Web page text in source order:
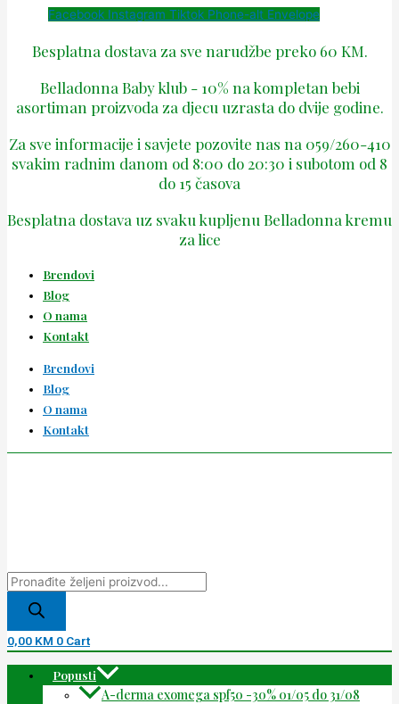
Facebook Instagram Tiktok Phone-alt Envelope
Besplatna dostava za sve narudžbe preko 60 KM.
Belladonna Baby klub - 10% na kompletan bebi
asortiman proizvoda za djecu uzrasta do dvije godine.
Za sve informacije i savjete pozovite nas na 059/260-410
svakim radnim danom od 8:00 do 20:30 i subotom od 8
do 15 časova
Besplatna dostava uz svaku kupljenu Belladonna kremu
za lice
Brendovi
Blog
O nama
Kontakt
Brendovi
Blog
O nama
Kontakt
0,00 KM 0 Cart
Popusti
A-derma exomega spf50 -30% 01/05 do 31/08